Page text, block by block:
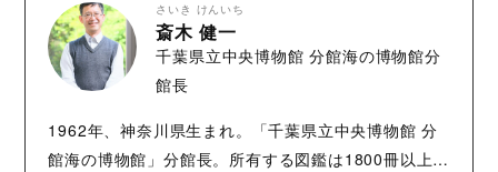
さいき けんいち
斎木 健一
千葉県立中央博物館 分館海の博物館分
館長
1962年、神奈川県生まれ。「千葉県立中央博物館 分
館海の博物館」分館長。所有する図鑑は1800冊以上。